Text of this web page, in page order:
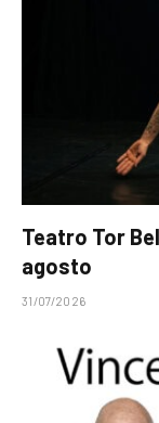
Teatro Tor
agosto
31/07/2026